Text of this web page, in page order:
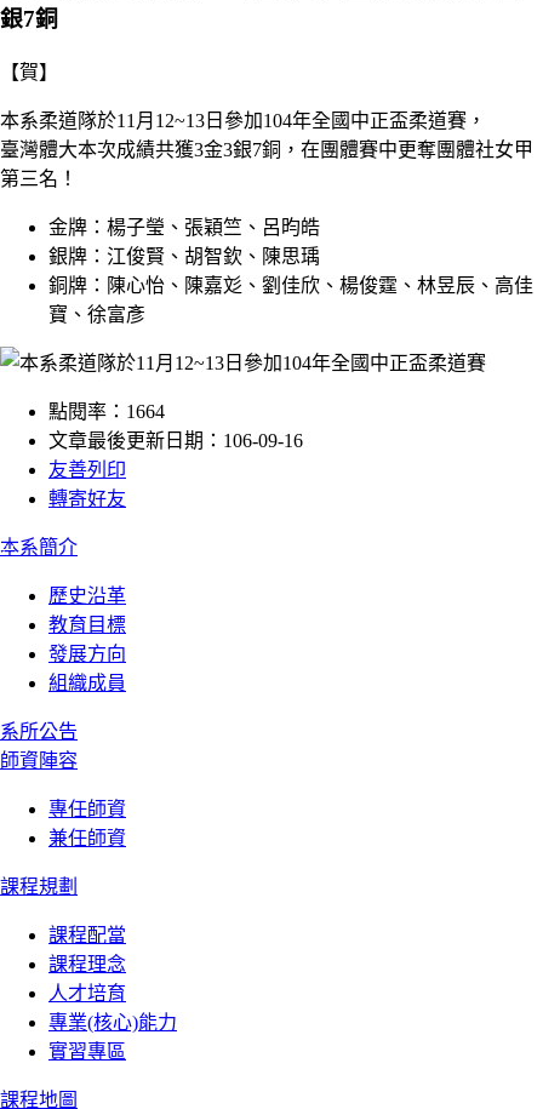
銀7銅
【賀】
本系柔道隊於11月12~13日參加104年全國中正盃柔道賽，
臺灣體大本次成績共獲3金3銀7銅，在團體賽中更奪團體社女甲
第三名！
金牌：楊子瑩、張穎竺、呂昀皓
銀牌：江俊賢、胡智欽、陳思瑀
銅牌：陳心怡、陳嘉彣、劉佳欣、楊俊霆、林昱辰、高佳
寶、徐富彥
點閱率：1664
文章最後更新日期：106-09-16
友善列印
轉寄好友
:::
本系簡介
歷史沿革
教育目標
發展方向
組織成員
系所公告
師資陣容
專任師資
兼任師資
課程規劃
課程配當
課程理念
人才培育
專業(核心)能力
實習專區
課程地圖